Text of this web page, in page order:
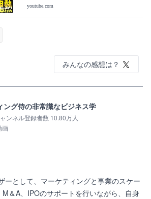
youtube.com
みんなの感想は？
ング侍の非常識なビジネス学
ンネル登録者数 10.80万人
画
ーとして、マーケティングと事業のスケー
＆A、IPOのサポートを行いながら、自身